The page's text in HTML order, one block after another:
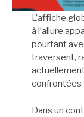
L’affiche
à l’allure
pourtant
traversent,
confrontées
Dans un